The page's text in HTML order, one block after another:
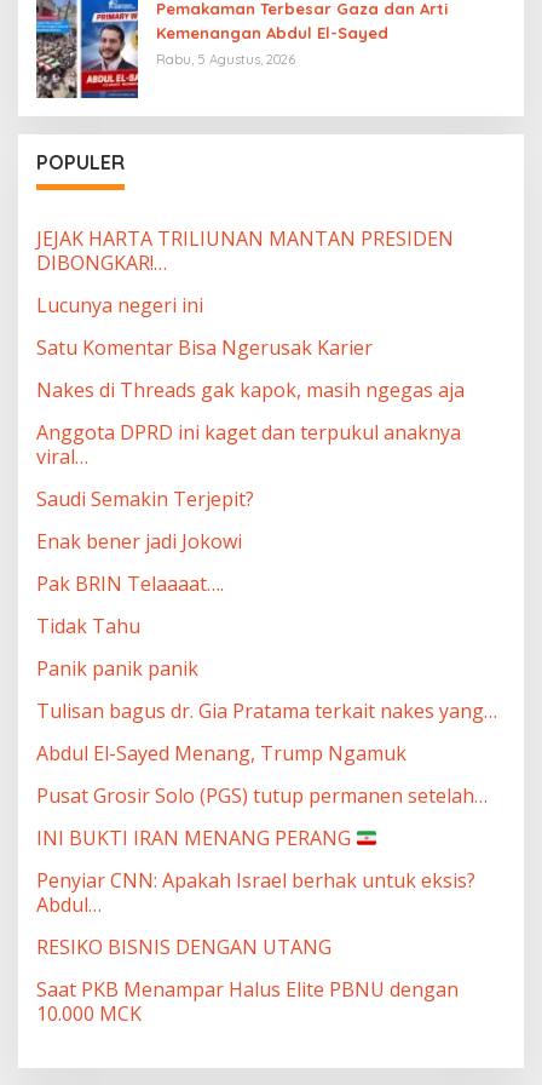
Pemakaman Terbesar Gaza dan Arti
Kemenangan Abdul El-Sayed
Rabu, 5 Agustus, 2026
POPULER
JEJAK HARTA TRILIUNAN MANTAN PRESIDEN
DIBONGKAR!…
Lucunya negeri ini
Satu Komentar Bisa Ngerusak Karier
Nakes di Threads gak kapok, masih ngegas aja
Anggota DPRD ini kaget dan terpukul anaknya
viral…
Saudi Semakin Terjepit?
Enak bener jadi Jokowi
Pak BRIN Telaaaat….
Tidak Tahu
Panik panik panik
Tulisan bagus dr. Gia Pratama terkait nakes yang…
Abdul El-Sayed Menang, Trump Ngamuk
Pusat Grosir Solo (PGS) tutup permanen setelah…
INI BUKTI IRAN MENANG PERANG
Penyiar CNN: Apakah Israel berhak untuk eksis?
Abdul…
RESIKO BISNIS DENGAN UTANG
Saat PKB Menampar Halus Elite PBNU dengan
10.000 MCK